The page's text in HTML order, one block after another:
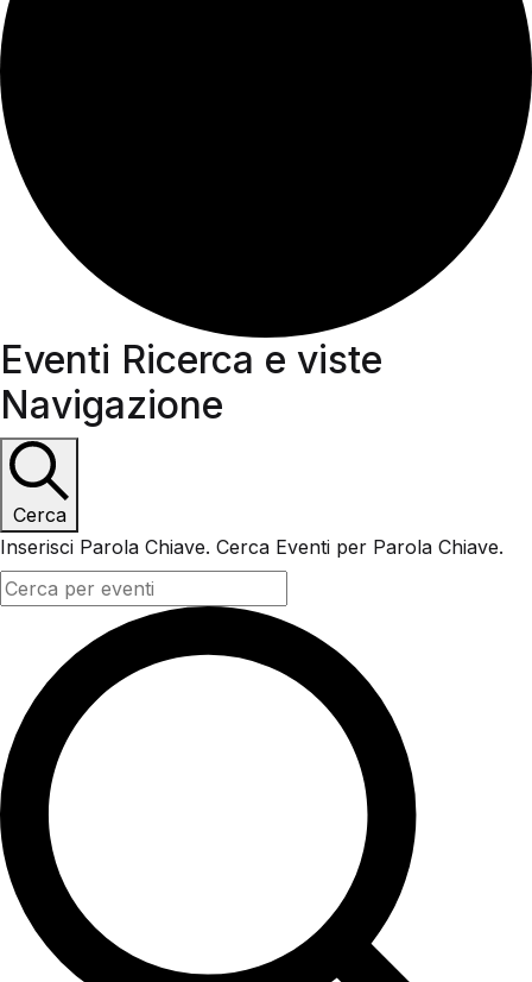
Eventi
Eventi Ricerca e viste
Navigazione
Cerca
Inserisci Parola Chiave. Cerca Eventi per Parola Chiave.